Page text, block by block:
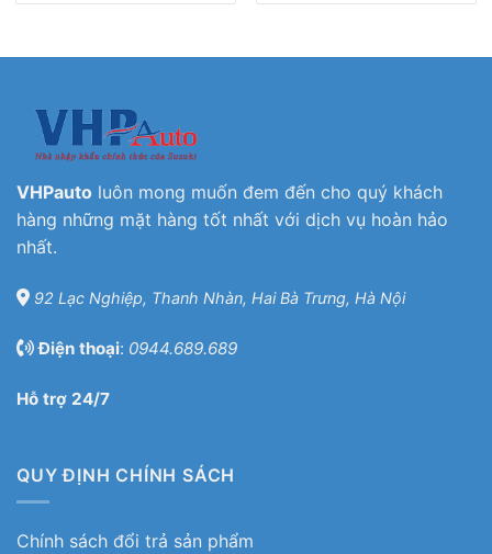
VHPauto luôn mong muốn đem đến cho quý khách
hàng những mặt hàng tốt nhất với dịch vụ hoàn hảo
nhất.
92 Lạc Nghiệp, Thanh Nhàn, Hai Bà Trưng, Hà Nội
Điện thoại: 0944.689.689
Hỗ trợ 24/7
QUY ĐỊNH CHÍNH SÁCH
Chính sách đổi trả sản phẩm